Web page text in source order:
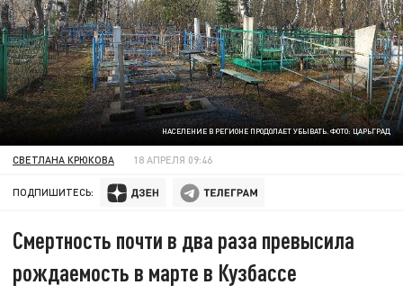
НАСЕЛЕНИЕ В РЕГИОНЕ ПРОДОЛАЕТ УБЫВАТЬ. ФОТО: ЦАРЬГРАД
СВЕТЛАНА КРЮКОВА 18 АПРЕЛЯ 09:46
ПОДПИШИТЕСЬ:
Смертность почти в два раза превысила
рождаемость в марте в Кузбассе